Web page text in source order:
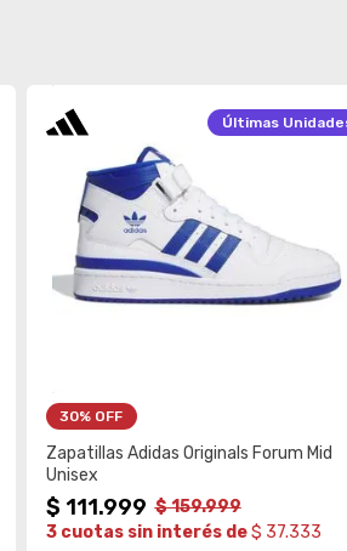
Últimas
30% OFF
Zapatillas Adidas Originals Forum Mid
Unisex
$ 111.999 $159.999
3 cuotas sin interés de $ 37.333